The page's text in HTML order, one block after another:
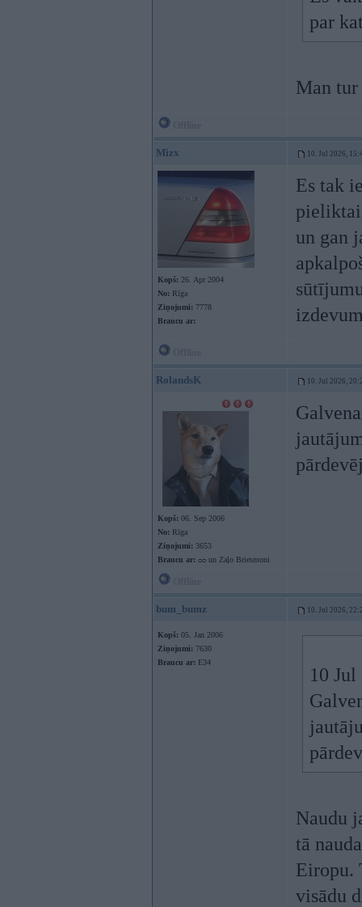
par
Man tur
Mizx 10. Jul 2026,
Kopš: 26. Apr 2004
No: Rīga
Ziņojumi: 7778
Braucu ar:
Es tak
un gan
RolandsK 10. Jul 2026,
Kopš: 06. Sep 2006
No: Rīga
Ziņojumi: 3653
Braucu ar: ᴑᴑ un Zaļo Briesmoni
bum_bumz 10. Jul 2026,
Kopš: 05. Jan 2006
Ziņojumi: 7630
Braucu ar: E34
10
Naudu
tā
Eiropu.
visādu